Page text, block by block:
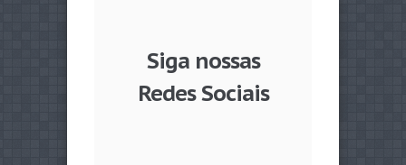
Siga nossas
Redes Sociais